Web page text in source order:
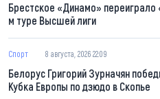
Брестское «Динамо» переиграло
м туре Высшей лиги
Спорт 8 августа, 2026 22:09
Белорус Григорий Зурначян
Кубка Европы по дзюдо в Скопье